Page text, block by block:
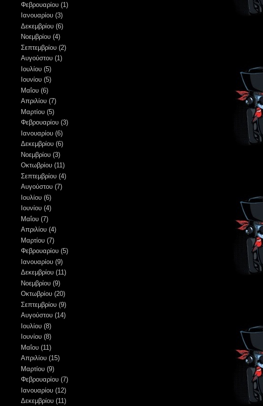
Φεβρουαρίου (1)
Ιανουαρίου (3)
Δεκεμβρίου (6)
Νοεμβρίου (4)
Σεπτεμβρίου (2)
Αυγούστου (1)
Ιουλίου (5)
Ιουνίου (5)
Μαΐου (6)
Απριλίου (7)
Μαρτίου (5)
Φεβρουαρίου (3)
Ιανουαρίου (6)
Δεκεμβρίου (6)
Νοεμβρίου (3)
Οκτωβρίου (11)
Σεπτεμβρίου (4)
Αυγούστου (7)
Ιουλίου (6)
Ιουνίου (4)
Μαΐου (7)
Απριλίου (4)
Μαρτίου (7)
Φεβρουαρίου (5)
Ιανουαρίου (9)
Δεκεμβρίου (11)
Νοεμβρίου (9)
Οκτωβρίου (20)
Σεπτεμβρίου (9)
Αυγούστου (14)
Ιουλίου (8)
Ιουνίου (8)
Μαΐου (11)
Απριλίου (15)
Μαρτίου (9)
Φεβρουαρίου (7)
Ιανουαρίου (12)
Δεκεμβρίου (11)